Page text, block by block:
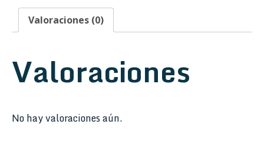
Valoraciones (0)
Valoraciones
No hay valoraciones aún.